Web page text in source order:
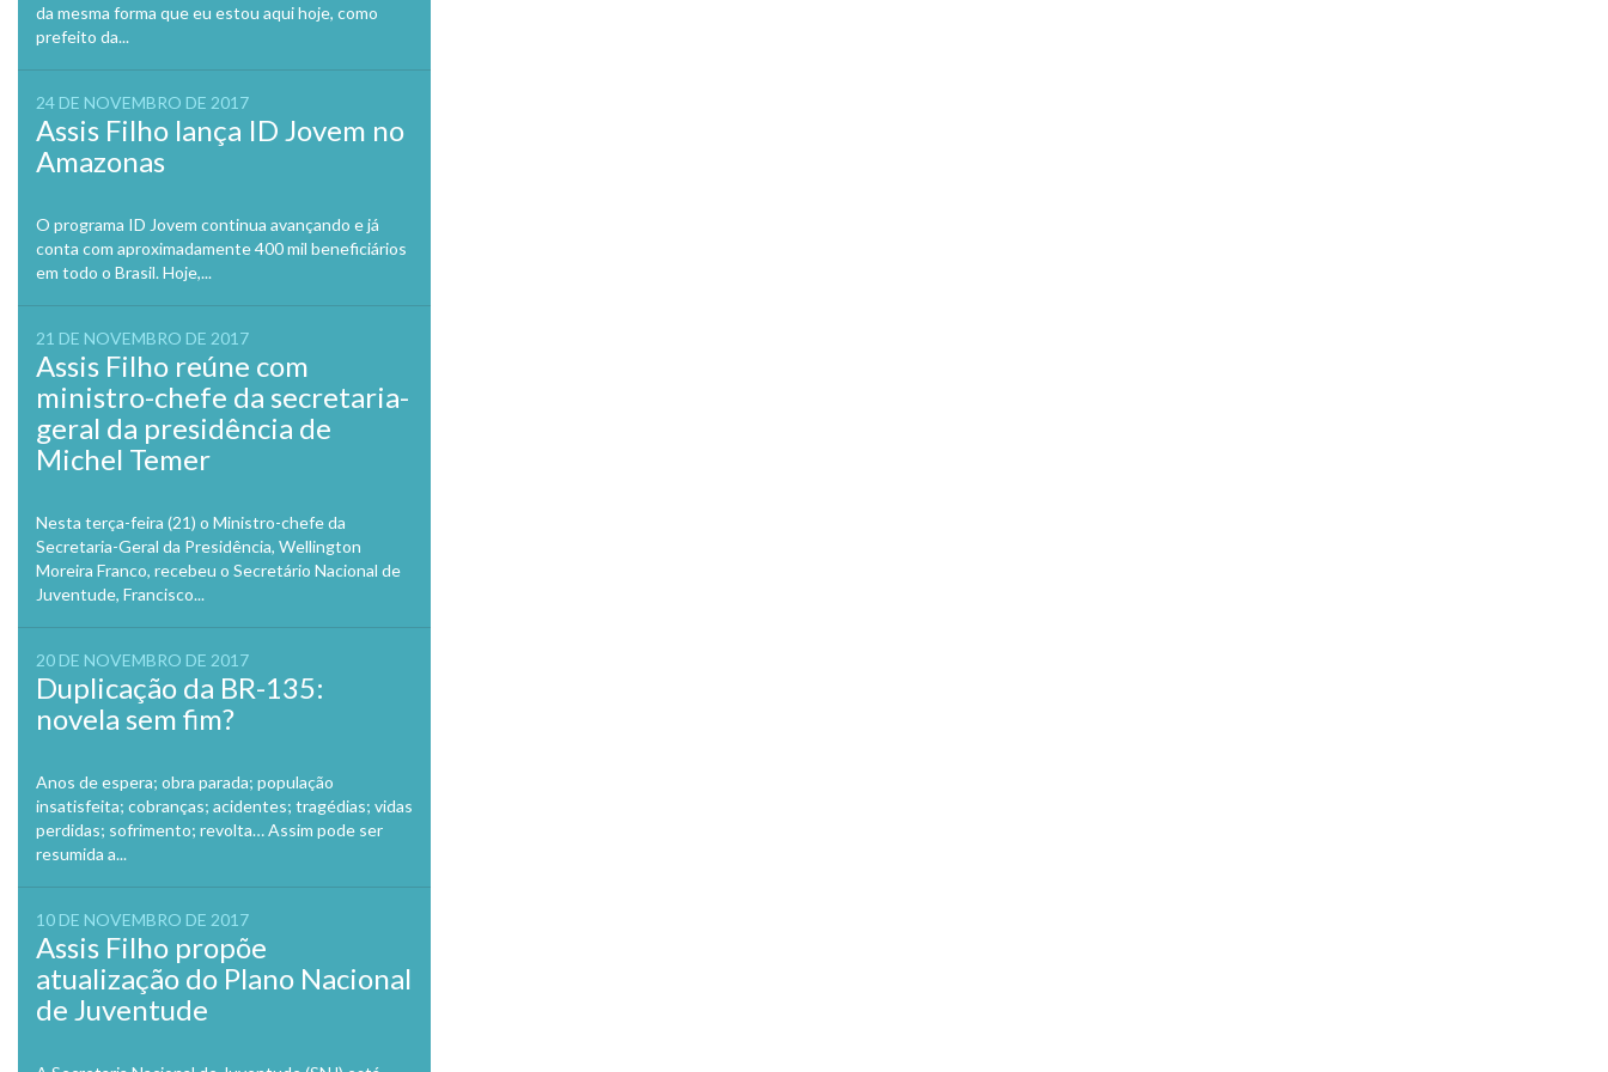
da mesma forma que eu estou aqui hoje, como
prefeito da...
24 DE NOVEMBRO DE 2017
Assis Filho lança ID Jovem no
Amazonas
O programa ID Jovem continua avançando e já
conta com aproximadamente 400 mil beneficiários
em todo o Brasil. Hoje,...
21 DE NOVEMBRO DE 2017
Assis Filho reúne com
ministro-chefe da secretaria-
geral da presidência de
Michel Temer
Nesta terça-feira (21) o Ministro-chefe da
Secretaria-Geral da Presidência, Wellington
Moreira Franco, recebeu o Secretário Nacional de
Juventude, Francisco...
20 DE NOVEMBRO DE 2017
Duplicação da BR-135:
novela sem fim?
Anos de espera; obra parada; população
insatisfeita; cobranças; acidentes; tragédias; vidas
perdidas; sofrimento; revolta… Assim pode ser
resumida a...
10 DE NOVEMBRO DE 2017
Assis Filho propõe
atualização do Plano Nacional
de Juventude